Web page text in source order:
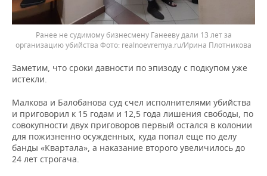
Ранее не судимому бизнесмену Ганееву дали 13 лет за
организацию убийства
realnoevremya.ru/Ирина Плотникова
Заметим, что сроки давности по эпизоду с подкупом уже
истекли.
Малкова и Балобанова суд счел исполнителями убийства
и приговорил к 15 годам и 12,5 года лишения свободы, по
совокупности двух приговоров первый остался в колонии
для пожизненно осужденных, куда попал еще по делу
банды «Квартала», а наказание второго увеличилось до
24 лет строгача.